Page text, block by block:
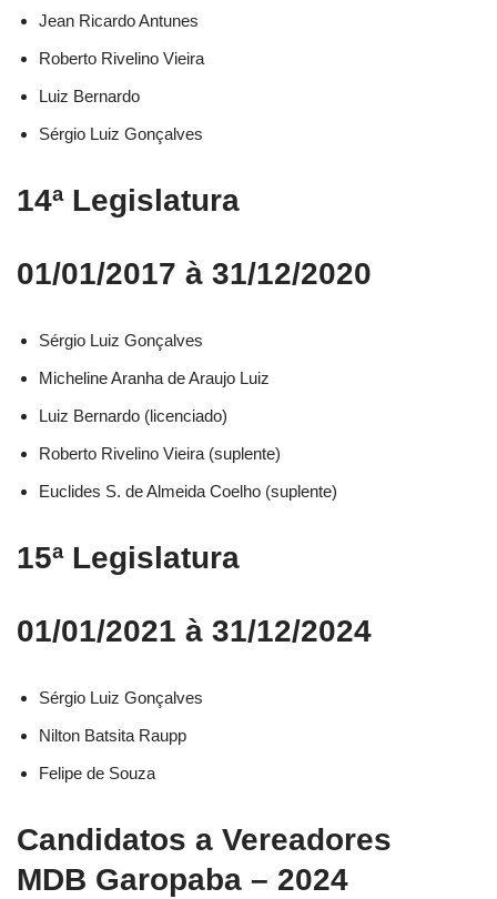
Jean Ricardo Antunes​
Roberto Rivelino Vieira​
Luiz Bernardo​
Sérgio Luiz Gonçalves​
14ª Legislatura
01/01/2017 à 31/12/2020
Sérgio Luiz Gonçalves​
Micheline Aranha de Araujo Luiz​
Luiz Bernardo (licenciado)​
Roberto Rivelino Vieira (suplente)​
Euclides S. de Almeida Coelho (suplente)​
15ª Legislatura
01/01/2021 à 31/12/2024
Sérgio Luiz Gonçalves
Nilton Batsita Raupp
Felipe de Souza
Candidatos a Vereadores
MDB Garopaba – 2024